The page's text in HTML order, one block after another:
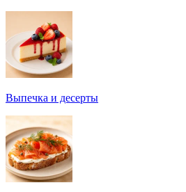
Выпечка и десерты